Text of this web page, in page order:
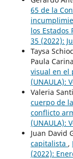
65 de la
los Estados
35 (2022):
Taysa
Paula
visual en el
(UNAULA):
Valeria
cuerpo de
conflicto
(UNAULA):
Juan David
capitalista ,
(2022):